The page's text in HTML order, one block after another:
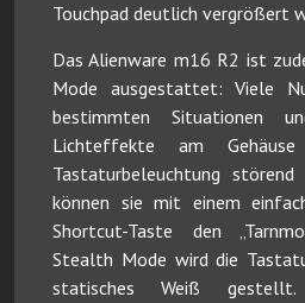
Touchpad deutlich vergrößert
Das Alienware m16 R2 ist
Mode ausgestattet: Viele
bestimmten Situationen
Lichteffekte am
Tastaturbeleuchtung
können sie mit einem
Shortcut-Taste den
Stealth Mode wird die
statisches Weiß gestellt.